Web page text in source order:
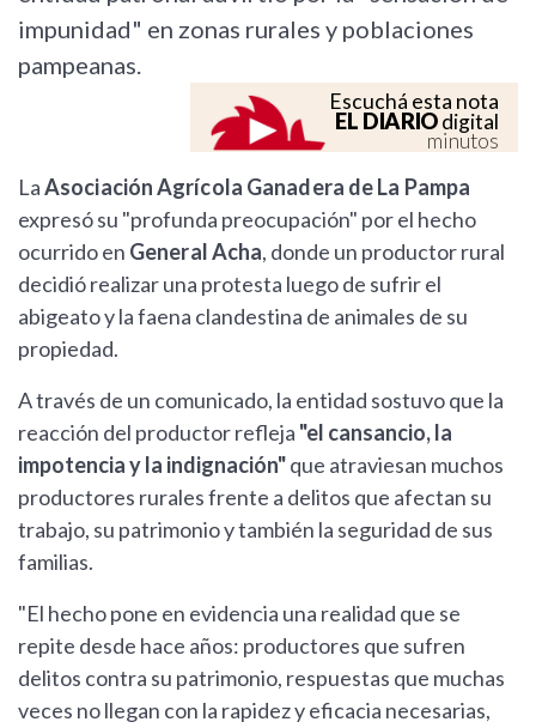
impunidad" en zonas rurales y poblaciones
pampeanas.
Escuchá esta nota
EL DIARIOdigital
minutos
LaAsociación Agrícola Ganadera de La Pampa
expresó su "profunda preocupación" por el hecho
ocurrido en General Acha, donde un productor rural
decidió realizar una protesta luego de sufrir el
abigeato y la faena clandestina de animales de su
propiedad.
A través de un comunicado, la entidad sostuvo que la
reacción del productor refleja "el cansancio, la
impotencia y la indignación"que atraviesan muchos
productores rurales frente a delitos que afectan su
trabajo, su patrimonio y también la seguridad de sus
familias.
"El hecho pone en evidencia una realidad que se
repite desde hace años: productores que sufren
delitos contra su patrimonio, respuestas que muchas
veces no llegan con la rapidez y eficacia necesarias,